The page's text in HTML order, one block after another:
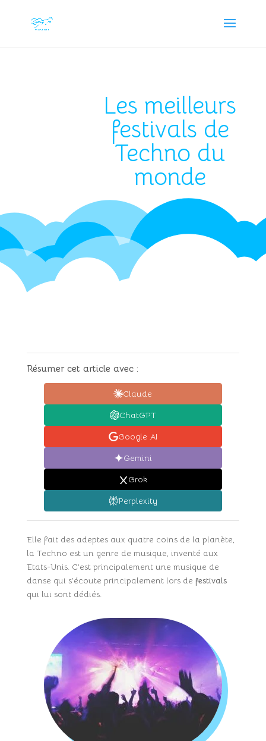
Les meilleurs
festivals de
Techno du
monde
Résumer cet article avec :
Claude
ChatGPT
Google AI
Gemini
Grok
Perplexity
Elle fait des adeptes aux quatre coins de la planète,
la Techno est un genre de musique, inventé aux
Etats-Unis. C’est principalement une musique de
danse qui s’écoute principalement lors de festivals
qui lui sont dédiés.